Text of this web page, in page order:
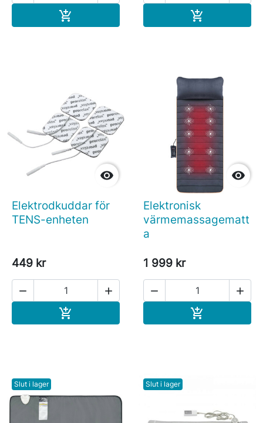
 

Elektrodkuddar för
TENS-enheten
449 kr
 


Elektronisk
värmemassagematt
a
1 999 kr
 

Slut i lager Slut i lager